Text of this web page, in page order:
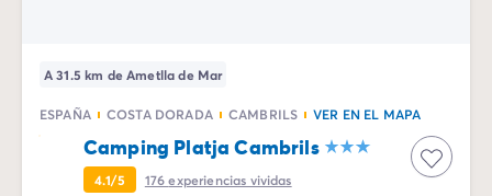
Camping Lago de Guardia
Camping Lago Mayor
Camping Piamonte
Camping Toscana
Camping Véneto
A 31.5 km de Ametlla de Mar
ESPAÑA COSTA DORADA CAMBRILS VER EN EL MAPA
Camping Platja Cambrils
4.1/5 176experiencias vividas